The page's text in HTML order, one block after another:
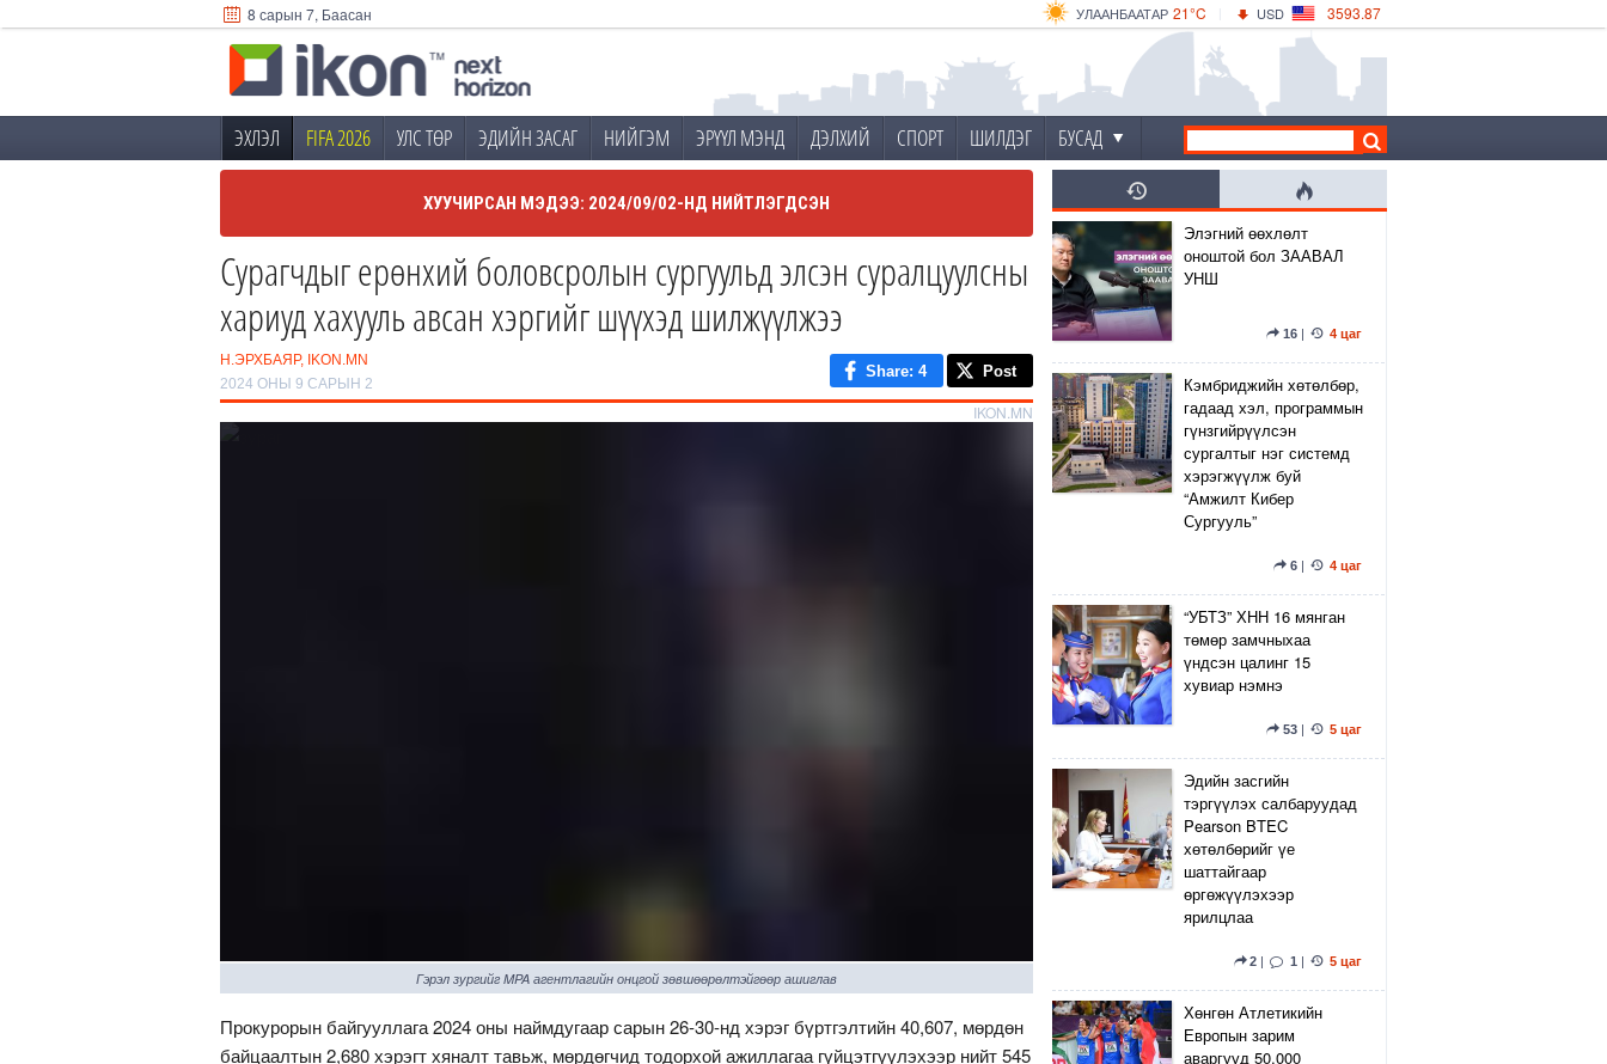
8 сарын 7, Баасан 21°C
УЛААНБААТАР
26°C
ДАРХАН
22°C
ЭРДЭНЭТ
USD 3593.87
4141.04
ЭХЛЭЛ FIFA 2026 УЛС ТӨР ЭДИЙН ЗАСАГ НИЙГЭМ ЭРҮҮЛ МЭНД ДЭЛХИЙ СПОРТ ШИЛДЭГ БУСАД
ХУУЧИРСАН МЭДЭЭ: 2024/09/02-НД НИЙТЛЭГДСЭН
Сурагчдыг ерөнхий боловсролын сургуульд элсэн суралцуулсны
хариуд хахууль авсан хэргийг шүүхэд шилжүүлжээ
Н.ЭРХБАЯР, IKON.MN
2024 ОНЫ 9 САРЫН 2
Share: 4 Post
IKON.MN
Гэрэл зургийг MPA агентлагийн онцгой зөвшөөрөлтэйгөөр ашиглав
Прокурорын байгууллага 2024 оны наймдугаар сарын 26-30-нд хэрэг бүртгэлтийн 40,607, мөрдөн
байцаалтын 2,680 хэрэгт хяналт тавьж, мөрдөгчид тодорхой ажиллагаа гүйцэтгүүлэхээр нийт 545
Элэгний өөхлөлт
оноштой бол ЗААВАЛ
УНШ
16| 4 цаг
Кэмбриджийн хөтөлбөр,
гадаад хэл, программын
гүнзгийрүүлсэн
сургалтыг нэг системд
хэрэгжүүлж буй
“Амжилт Кибер
Сургууль”
6| 4 цаг
“УБТЗ” ХНН 16 мянган
төмөр замчныхаа
үндсэн цалинг 15
хувиар нэмнэ
53| 5 цаг
Эдийн засгийн
тэргүүлэх салбаруудад
Pearson BTEC
хөтөлбөрийг үе
шаттайгаар
өргөжүүлэхээр
ярилцлаа
2 | 1 | 5 цаг
Хөнгөн Атлетикийн
Европын зарим
аваргууд 50,000